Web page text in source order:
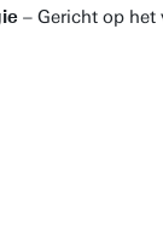
– Gericht op het